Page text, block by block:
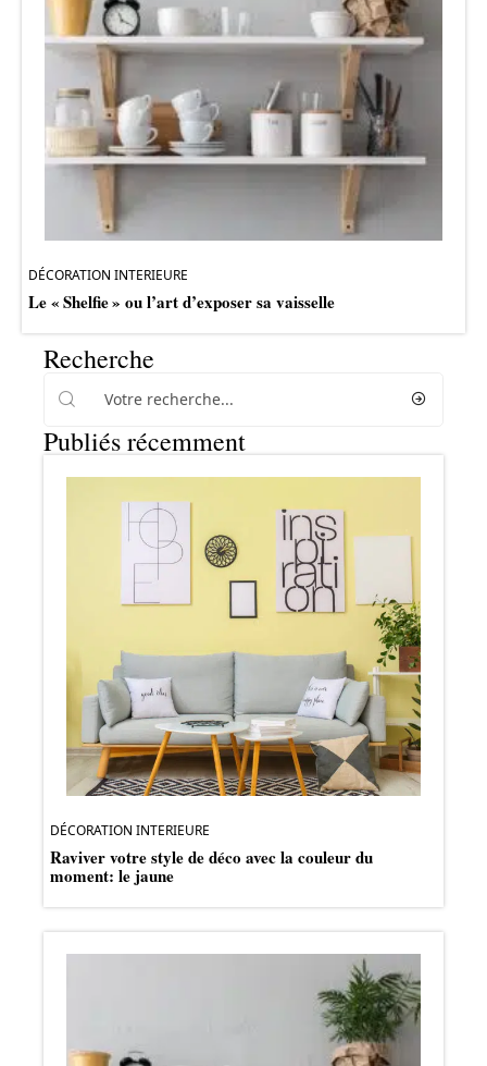
DÉCORATION INTERIEURE
Le « Shelfie » ou l’art d’exposer sa vaisselle
Recherche
Publiés récemment
DÉCORATION INTERIEURE
Raviver votre style de déco avec la couleur du
moment: le jaune